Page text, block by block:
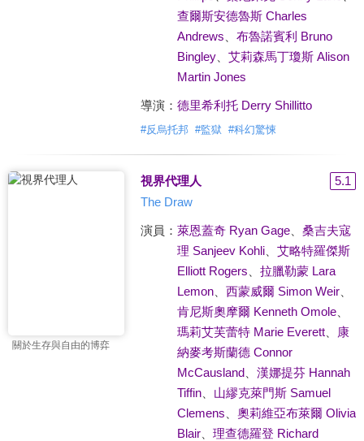
查爾斯安德魯斯 Charles
Andrews
布魯諾賓利 Bruno
Bingley、 艾莉森馬丁瓊斯 Alison
Martin Jones
導演： 德里希利托 Derry Shillitto
#反烏托邦 #監獄 #科幻驚悚
關於生存與自由的博弈
視界代理人
5.1
The Draw
演員： 萊恩蓋奇 Ryan Gage、 桑吉夫寇
理 Sanjeev Kohli、 艾略特羅傑斯
Elliott Rogers
拉臘勒蒙 Lara
Lemon、 西蒙威爾 Simon Weir、
肯尼斯奧摩爾 Kenneth Omole、
瑪莉艾芙蕾特 Marie Everett、
康
納麥考斯蘭德 Connor
McCausland、 漢娜提芬 Hannah
Tiffin、 山繆克萊門斯 Samuel
Clemens
奧莉維亞布萊爾 Olivia
Blair、 理查德羅登 Richard